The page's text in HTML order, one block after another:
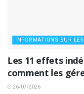
INFORMATIONS SUR
Les 11 effets
comment les
26/07/2026